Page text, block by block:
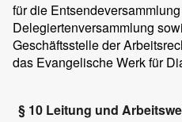
für die
Delegiertenversammlung
Geschäftsstelle der
das Evangelische Werk für
§ 10 Leitung und